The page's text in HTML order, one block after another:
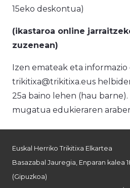
15eko deskontua)
(ikastaroa online
zuzenean)
Izen emateak eta informazio
trikitixa@trikitixa.eus
25a baino lehen (hau
mugatua edukieraren
Euskal Herriko Trikitixa Elkartea
Basazabal Jauregia, Enparan kalea
(Gipuzkoa)